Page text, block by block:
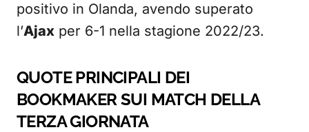
positivo in Olanda, avendo superato
l’Ajax per 6-1 nella stagione 2022/23.
QUOTE PRINCIPALI DEI
BOOKMAKER SUI MATCH DELLA
TERZA GIORNATA